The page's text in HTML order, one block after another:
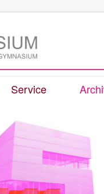
Service